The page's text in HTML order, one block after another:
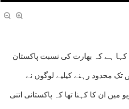
کہا ہے کہ بھارت کی نسبت پاکستان
بہت کم کیا جاتا ہے کیونکہ 200یونٹس تک محدود رہنے کیلیے لوگوں نے
ان کا کہنا تھا کہ پاکستانی اتنی